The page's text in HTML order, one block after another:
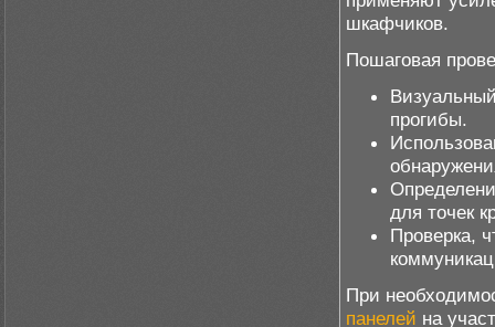
шкафчиков.
Пошаговая
прогибы.
для точек
Проверка,
При
панелей на